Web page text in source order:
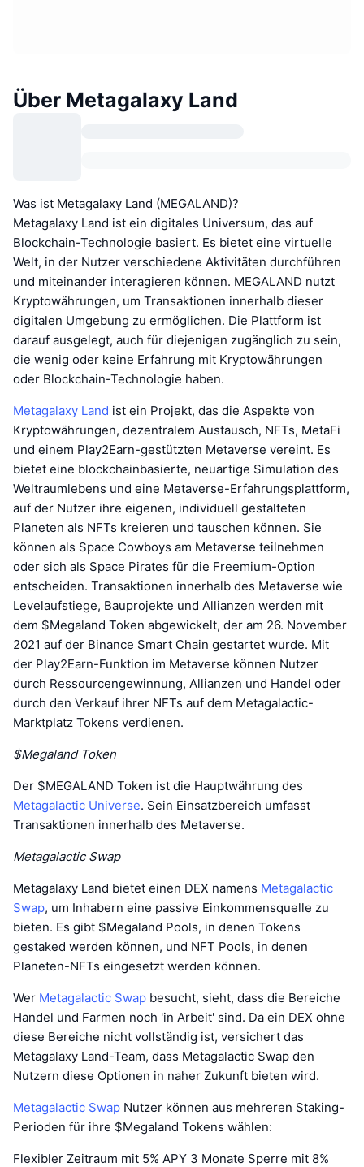
Über Metagalaxy Land
Was ist Metagalaxy Land (MEGALAND)?
Metagalaxy Land ist ein digitales Universum, das auf
Blockchain-Technologie basiert. Es bietet eine virtuelle
Welt, in der Nutzer verschiedene Aktivitäten durchführen
und miteinander interagieren können. MEGALAND nutzt
Kryptowährungen, um Transaktionen innerhalb dieser
digitalen Umgebung zu ermöglichen. Die Plattform ist
darauf ausgelegt, auch für diejenigen zugänglich zu sein,
die wenig oder keine Erfahrung mit Kryptowährungen
oder Blockchain-Technologie haben.
Metagalaxy Land ist ein Projekt, das die Aspekte von
Kryptowährungen, dezentralem Austausch, NFTs, MetaFi
und einem Play2Earn-gestützten Metaverse vereint. Es
bietet eine blockchainbasierte, neuartige Simulation des
Weltraumlebens und eine Metaverse-Erfahrungsplattform,
auf der Nutzer ihre eigenen, individuell gestalteten
Planeten als NFTs kreieren und tauschen können. Sie
können als Space Cowboys am Metaverse teilnehmen
oder sich als Space Pirates für die Freemium-Option
entscheiden. Transaktionen innerhalb des Metaverse wie
Levelaufstiege, Bauprojekte und Allianzen werden mit
dem $Megaland Token abgewickelt, der am 26. November
2021 auf der Binance Smart Chain gestartet wurde. Mit
der Play2Earn-Funktion im Metaverse können Nutzer
durch Ressourcengewinnung, Allianzen und Handel oder
durch den Verkauf ihrer NFTs auf dem Metagalactic-
Marktplatz Tokens verdienen.
$Megaland Token
Der $MEGALAND Token ist die Hauptwährung des
Metagalactic Universe. Sein Einsatzbereich umfasst
Transaktionen innerhalb des Metaverse.
Metagalactic Swap
Metagalaxy Land bietet einen DEX namens Metagalactic
Swap, um Inhabern eine passive Einkommensquelle zu
bieten. Es gibt $Megaland Pools, in denen Tokens
gestaked werden können, und NFT Pools, in denen
Planeten-NFTs eingesetzt werden können.
Wer Metagalactic Swap besucht, sieht, dass die Bereiche
Handel und Farmen noch 'in Arbeit' sind. Da ein DEX ohne
diese Bereiche nicht vollständig ist, versichert das
Metagalaxy Land-Team, dass Metagalactic Swap den
Nutzern diese Optionen in naher Zukunft bieten wird.
Metagalactic Swap Nutzer können aus mehreren Staking-
Perioden für ihre $Megaland Tokens wählen:
Flexibler Zeitraum mit 5% APY 3 Monate Sperre mit 8%